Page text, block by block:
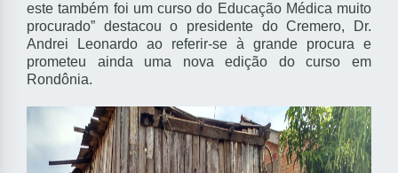
este também foi um curso do Educação Médica muito
procurado” destacou o presidente do Cremero, Dr.
Andrei Leonardo ao referir-se à grande procura e
prometeu ainda uma nova edição do curso em
Rondônia.